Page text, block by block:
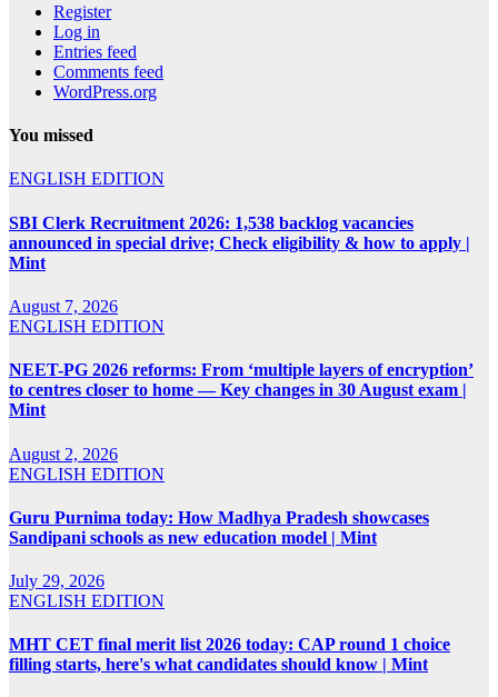
Register
Log in
Entries feed
Comments feed
WordPress.org
You missed
ENGLISH EDITION
SBI Clerk Recruitment 2026: 1,538 backlog vacancies
announced in special drive; Check eligibility & how to apply |
Mint
August 7, 2026
ENGLISH EDITION
NEET-PG 2026 reforms: From ‘multiple layers of encryption’
to centres closer to home — Key changes in 30 August exam |
Mint
August 2, 2026
ENGLISH EDITION
Guru Purnima today: How Madhya Pradesh showcases
Sandipani schools as new education model | Mint
July 29, 2026
ENGLISH EDITION
MHT CET final merit list 2026 today: CAP round 1 choice
filling starts, here's what candidates should know | Mint